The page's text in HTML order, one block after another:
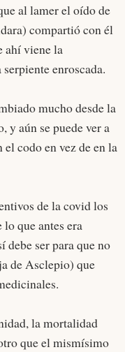
al lamer el oído de
compartió con él
ahí viene la
enroscada.
mucho desde la
y aún se puede ver a
codo en vez de en la
de la covid los
que antes era
ser para que no
de Asclepio) que
la mortalidad
que el mismísimo